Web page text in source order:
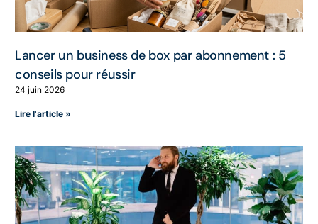
Lancer un business de box par abonnement : 5
conseils pour réussir
24 juin 2026
Lire l'article »